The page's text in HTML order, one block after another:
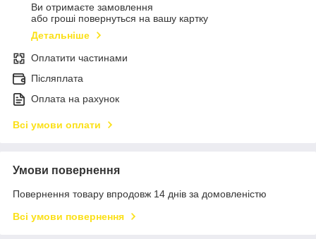
Ви отримаєте замовлення
або гроші повернуться на вашу картку
Детальніше
Оплатити частинами
Післяплата
Оплата на рахунок
Всі умови оплати
Умови повернення
Повернення товару впродовж 14 днів за домовленістю
Всі умови повернення